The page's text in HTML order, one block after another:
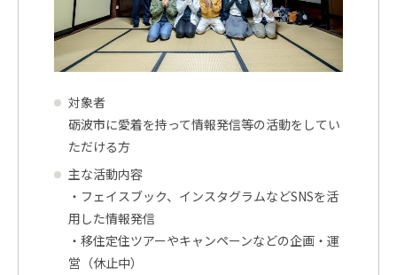
対象者
砺波市に愛着を持って情報発信等の活動をしてい
ただける方
主な活動内容
・フェイスブック、インスタグラムなどSNSを活
用した情報発信
・移住定住ツアーやキャンペーンなどの企画・運
営（休止中）